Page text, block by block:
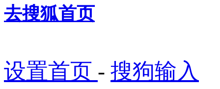
去搜狐首页
设置首页 - 搜狗输入